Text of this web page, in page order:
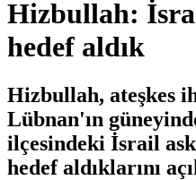
Hizbullah:
hedef aldık
Hizbullah, ateşkes
Lübnan'ın
ilçesindeki İsrail
hedef aldıklarını